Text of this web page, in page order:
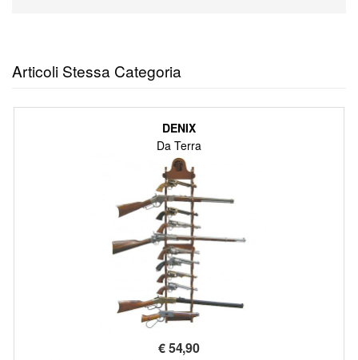
Articoli Stessa Categoria
DENIX
Da Terra
€54,90